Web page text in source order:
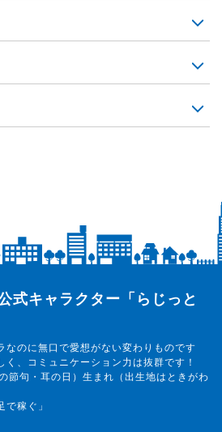
式キャラクター「らじっと
なのに無口で愛想がない変わりものです
く、コミュニケーション力は抜群です！
節句・耳の日）生まれ（出生地はときがわ
で稼ぐ」